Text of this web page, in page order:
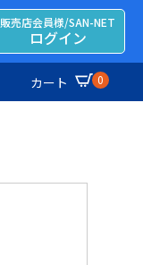
販売店会員様/SAN-NET
ログイン
カート 0